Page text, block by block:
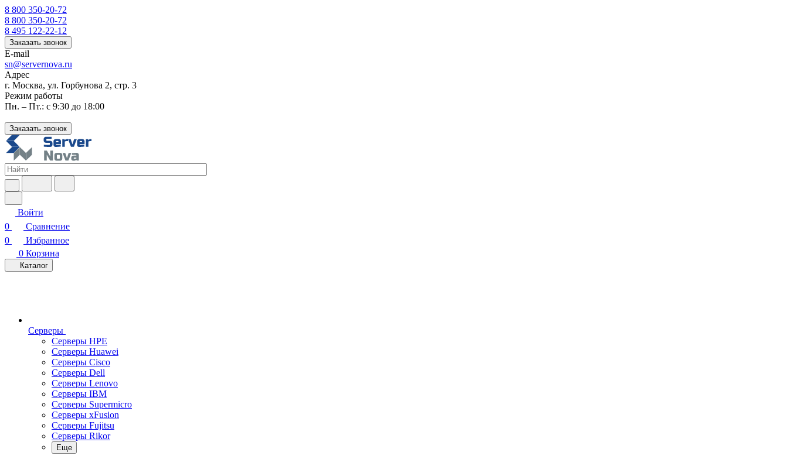
8 800 350-20-72
8 800 350-20-72
8 495 122-22-12
Заказать звонок
E-mail
sn@servernova.ru
Адрес
г. Москва, ул. Горбунова 2, стр. 3
Режим работы
Пн. – Пт.: с 9:30 до 18:00
Заказать звонок
Войти
0
Сравнение
0
Избранное
0 Корзина
Каталог
Серверы
Серверы HPE
Серверы Huawei
Серверы Cisco
Серверы Dell
Серверы Lenovo
Серверы IBM
Серверы Supermicro
Серверы xFusion
Серверы Fujitsu
Серверы Rikor
Еще